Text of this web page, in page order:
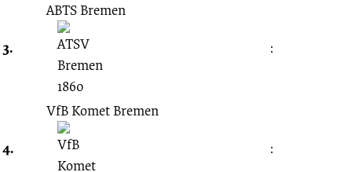
1928/1929
(Steinhorst-
Runde)
3.
ABTS Bremen
:
4.
VfB Komet Bremen
: